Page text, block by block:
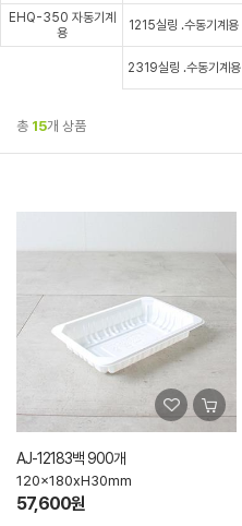
EHQ-350 자동기계
용
1215실링 .수동기계용
2319실링 .수동기계용
총 15개 상품
AJ-12183백 900개
120x180xH30mm
57,600원